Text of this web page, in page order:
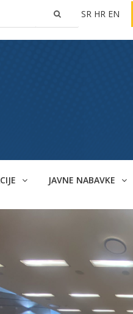
SR HR EN
JAVNE NABAVKE